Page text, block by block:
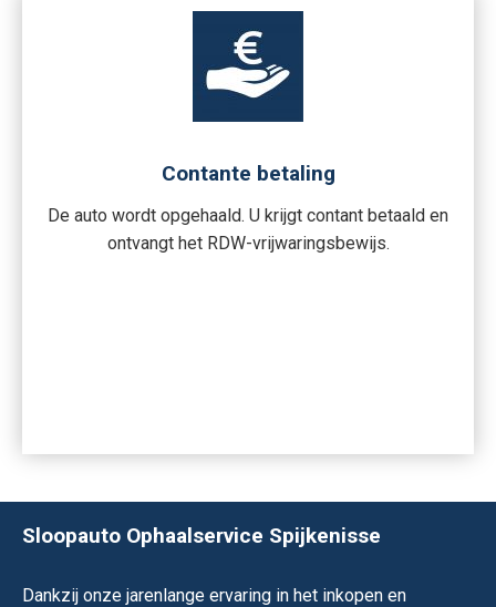
Contante betaling
De auto wordt opgehaald. U krijgt contant betaald en
ontvangt het RDW-vrijwaringsbewijs.
Sloopauto Ophaalservice Spijkenisse
Dankzij onze jarenlange ervaring in het inkopen en